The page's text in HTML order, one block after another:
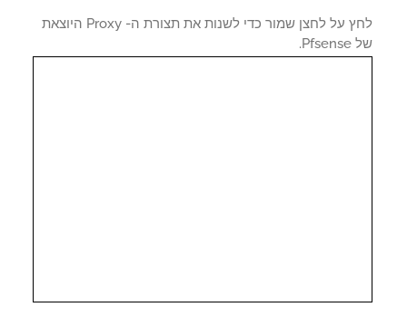
לחץ על לחצן שמור כדי לשנות את תצורת ה- Proxy היוצאת